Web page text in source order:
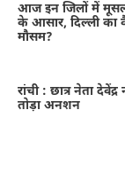
आज इन जिलों में
के आसार, दिल्ली का
मौसम?
रांची : छात्र नेता
तोड़ा अनशन